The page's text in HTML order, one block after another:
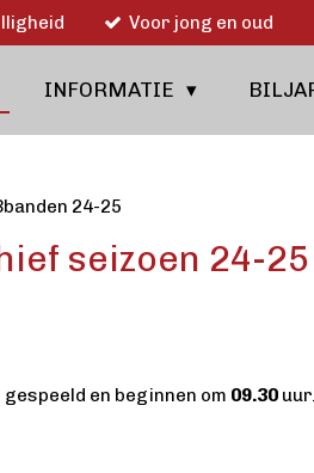
Voor jong en oud
INFORMATIE
24-25
seizoen 24-25
en beginnen om 09.30uur.